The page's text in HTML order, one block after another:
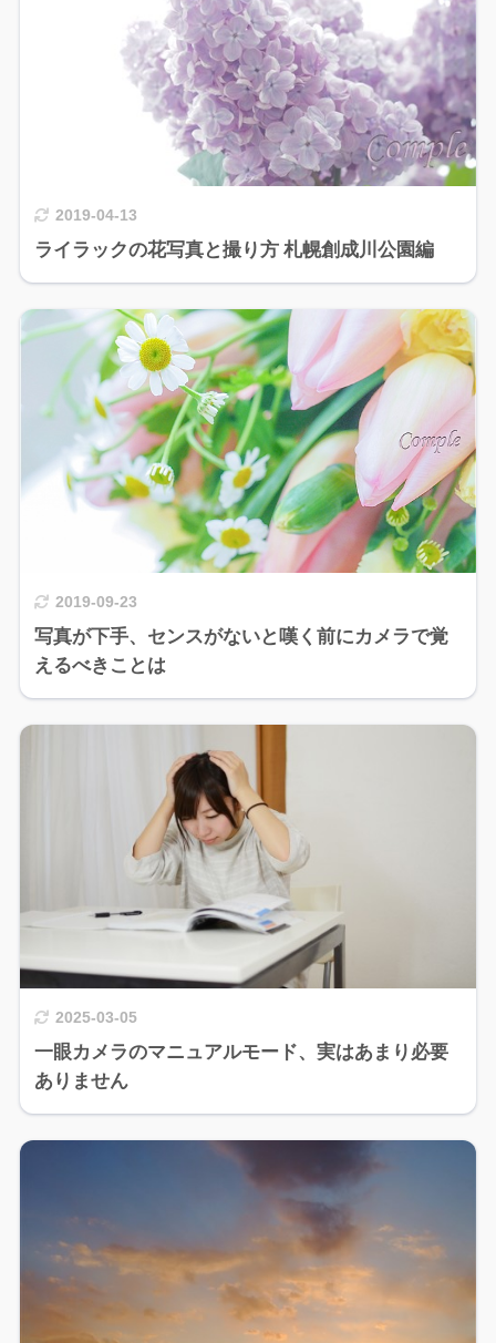
2019-04-13
ライラックの花写真と撮り方 札幌創成川公園編
2019-09-23
写真が下手、センスがないと嘆く前にカメラで覚
えるべきことは
2025-03-05
一眼カメラのマニュアルモード、実はあまり必要
ありません